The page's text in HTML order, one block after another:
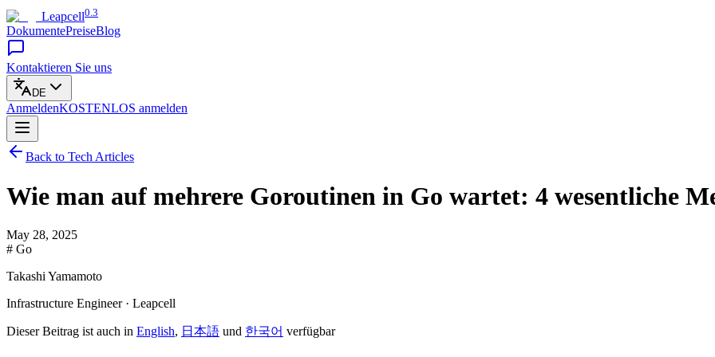
Leapcell0.3
DokumentePreiseBlog
Kontaktieren Sie uns
DE
AnmeldenKOSTENLOS anmelden
Back to Tech Articles
Wie man auf mehrere Goroutinen in Go wartet: 4 wesentliche
May 28, 2025
# Go
Takashi Yamamoto
Infrastructure Engineer · Leapcell
Dieser Beitrag ist auch in English, 日本語 und 한국어 verfügbar